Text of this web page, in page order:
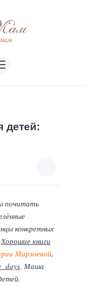
детей:
почитать
конкретных
Хорошие книги
Мирзоевой,
. Маша